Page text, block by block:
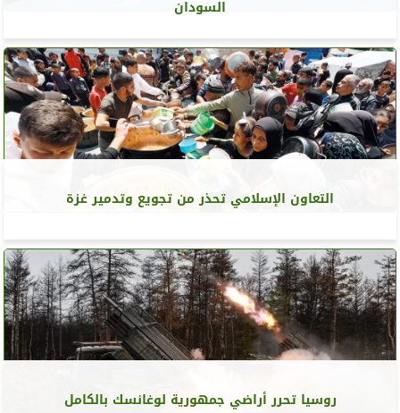
السودان
التعاون الإسلامي تحذر من تجويع وتدمير غزة
روسيا تحرر أراضي جمهورية لوغانسك بالكامل